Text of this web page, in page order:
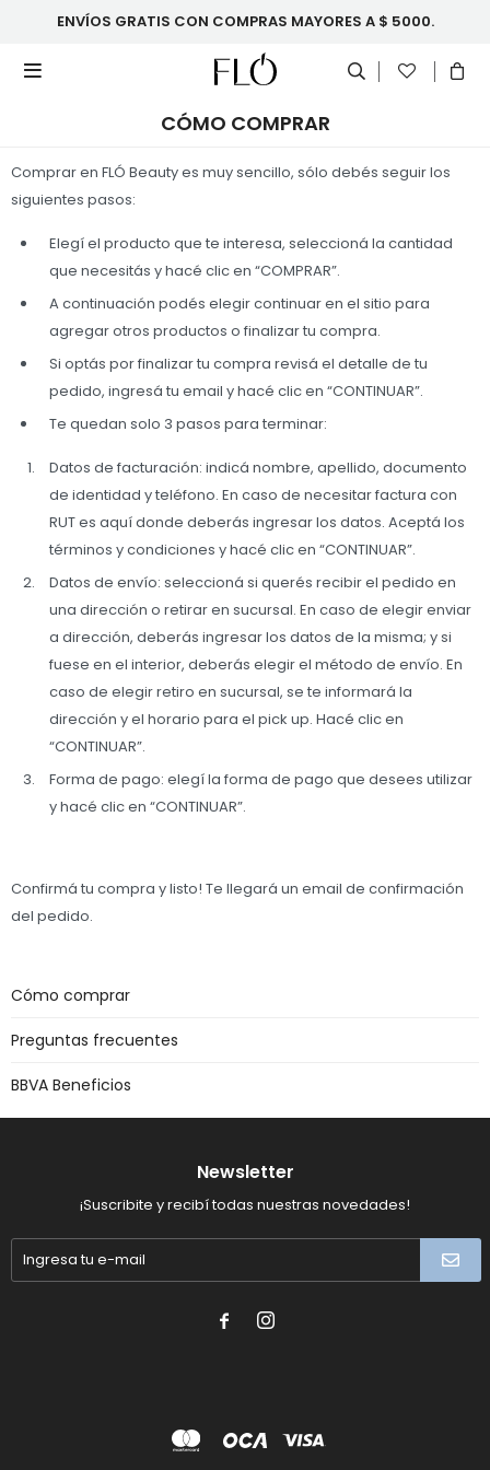
ENVÍOS GRATIS CON COMPRAS MAYORES A $ 5000.

CÓMO COMPRAR
Comprar en FLÓ Beauty es muy sencillo, sólo debés seguir los
siguientes pasos:
Elegí el producto que te interesa, seleccioná la cantidad
que necesitás y hacé clic en “COMPRAR”.
A continuación podés elegir continuar en el sitio para
agregar otros productos o finalizar tu compra.
Si optás por finalizar tu compra revisá el detalle de tu
pedido, ingresá tu email y hacé clic en “CONTINUAR”.
Te quedan solo 3 pasos para terminar:
Datos de facturación: indicá nombre, apellido, documento
de identidad y teléfono. En caso de necesitar factura con
RUT es aquí donde deberás ingresar los datos. Aceptá los
términos y condiciones y hacé clic en “CONTINUAR”.
Datos de envío: seleccioná si querés recibir el pedido en
una dirección o retirar en sucursal. En caso de elegir enviar
a dirección, deberás ingresar los datos de la misma; y si
fuese en el interior, deberás elegir el método de envío. En
caso de elegir retiro en sucursal, se te informará la
dirección y el horario para el pick up. Hacé clic en
“CONTINUAR”.
Forma de pago: elegí la forma de pago que desees utilizar
y hacé clic en “CONTINUAR”.
Confirmá tu compra y listo! Te llegará un email de confirmación
del pedido.
Cómo comprar
Preguntas frecuentes
BBVA Beneficios
Newsletter
¡Suscribite y recibí todas nuestras novedades!
 